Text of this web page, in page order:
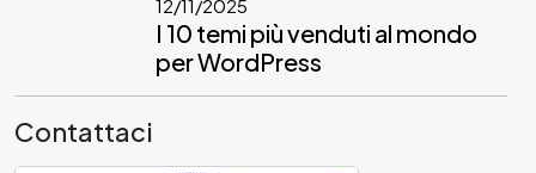
12/11/2025
I 10 temi più venduti al mondo
per WordPress
Contattaci